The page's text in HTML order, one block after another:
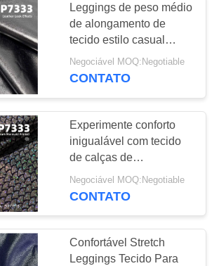
de poliéster
117
de
Leggings de peso médio
de alongamento de
tecido estilo casual
Seleção de impressão
sólida
Negociável MOQ:Negotiable
CONTATO
Experimente conforto
inigualável com tecido
de calças de
alongamento para sua
linha de calças de
Negociável MOQ:Negotiable
CONTATO
Confortável Stretch
Leggings Tecido Para